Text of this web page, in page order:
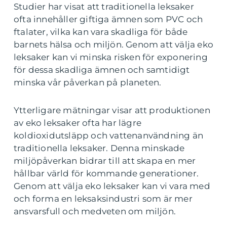
Studier har visat att traditionella leksaker
ofta innehåller giftiga ämnen som PVC och
ftalater, vilka kan vara skadliga för både
barnets hälsa och miljön. Genom att välja eko
leksaker kan vi minska risken för exponering
för dessa skadliga ämnen och samtidigt
minska vår påverkan på planeten.
Ytterligare mätningar visar att produktionen
av eko leksaker ofta har lägre
koldioxidutsläpp och vattenanvändning än
traditionella leksaker. Denna minskade
miljöpåverkan bidrar till att skapa en mer
hållbar värld för kommande generationer.
Genom att välja eko leksaker kan vi vara med
och forma en leksaksindustri som är mer
ansvarsfull och medveten om miljön.